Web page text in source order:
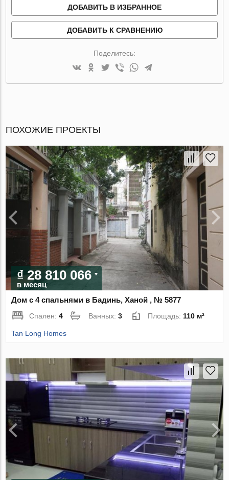
ДОБАВИТЬ В ИЗБРАННОЕ
ДОБАВИТЬ К СРАВНЕНИЮ
Поделитесь:
ПОХОЖИЕ ПРОЕКТЫ
₫ 28 810 066
в месяц
Дом с 4 спальнями в Бадинь, Ханой , № 5877
Спален:4 Ванных:3 Площадь:110 м²
Tan Long Homes